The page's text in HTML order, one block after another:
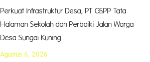
Perkuat Infrastruktur Desa, PT GSPP Tata
Halaman Sekolah dan Perbaiki Jalan Warga
Desa Sungai Kuning
Agustus 6, 2026